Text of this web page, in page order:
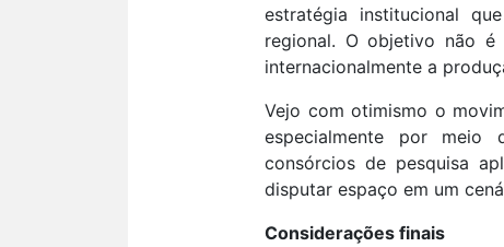
estratégia institucional
regional. O objetivo não é
internacionalmente a
Vejo com otimismo o
especialmente por meio
consórcios de pesquisa
disputar espaço em um
Considerações finais